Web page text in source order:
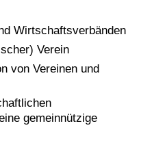
Wirtschaftsverbänden
Verein
von Vereinen und
gemeinnützige